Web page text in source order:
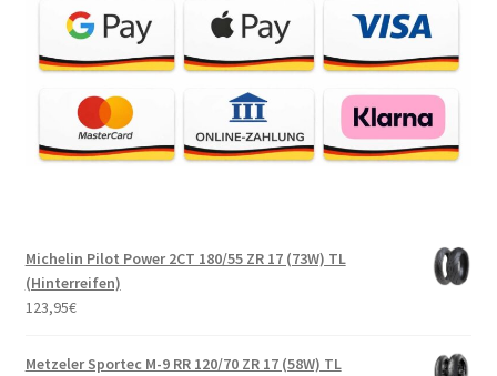
Michelin Pilot Power 2CT 180/55 ZR 17 (73W) TL
(Hinterreifen)
123,95€
Metzeler Sportec M-9 RR 120/70 ZR 17 (58W) TL